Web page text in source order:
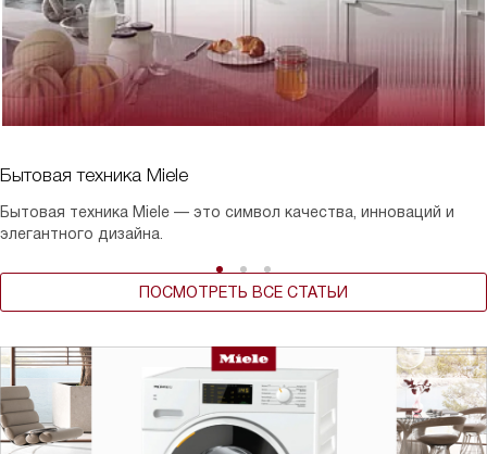
Бытовая техника Miele
Бытовая техника Miele — это символ качества, инноваций и
элегантного дизайна.
ПОСМОТРЕТЬ ВСЕ СТАТЬИ